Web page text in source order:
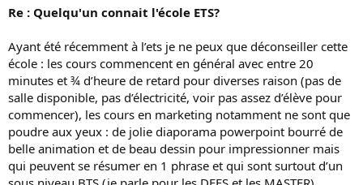
Re : Quelqu'un connait l'école ETS?
Ayant été récemment à l’ets je ne peux que déconseiller cette
école : les cours commencent en général avec entre 20
minutes et ¾ d’heure de retard pour diverses raison (pas de
salle disponible, pas d’électricité, voir pas assez d’élève pour
commencer), les cours en marketing notamment ne sont que
poudre aux yeux : de jolie diaporama powerpoint bourré de
belle animation et de beau dessin pour impressionner mais
qui peuvent se résumer en 1 phrase et qui sont surtout d’un